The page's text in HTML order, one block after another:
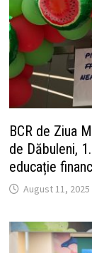
BCR de Ziua
de Dăbuleni,
educație
August 11, 2025